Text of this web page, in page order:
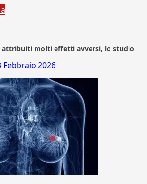
molti effetti avversi, lo studio
Febbraio 2026